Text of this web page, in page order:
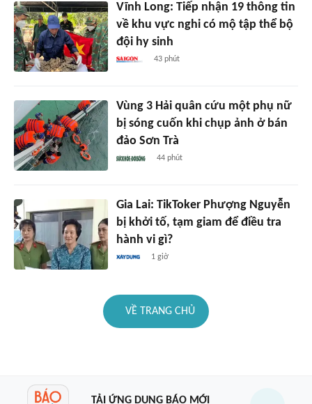
Vĩnh Long: Tiếp nhận 19 thông tin
về khu vực nghi có mộ tập thể bộ
đội hy sinh
43 phút
Vùng 3 Hải quân cứu một phụ nữ
bị sóng cuốn khi chụp ảnh ở bán
đảo Sơn Trà
44 phút
Gia Lai: TikToker Phượng Nguyễn
bị khởi tố, tạm giam để điều tra
hành vi gì?
1 giờ
VỀ TRANG CHỦ
TẢI ỨNG DỤNG BÁO MỚI